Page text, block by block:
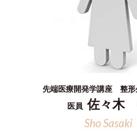
先端医療開発学講座 整形
医員 佐々木
Sho Sasaki